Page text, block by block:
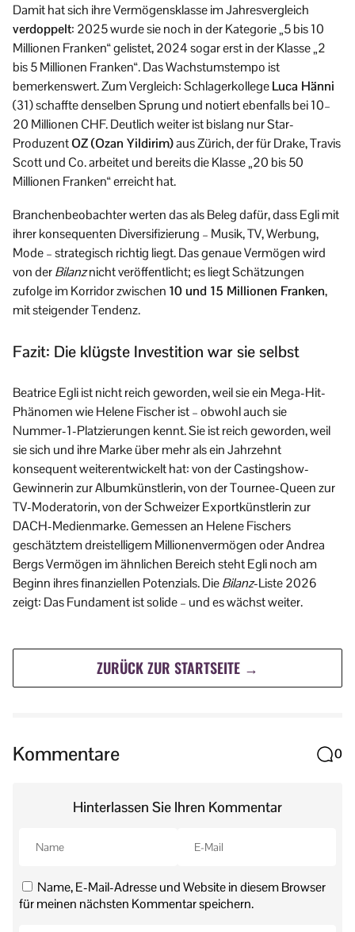
Damit hat sich ihre Vermögensklasse im Jahresvergleich
verdoppelt: 2025 wurde sie noch in der Kategorie „5 bis 10
Millionen Franken“ gelistet, 2024 sogar erst in der Klasse „2
bis 5 Millionen Franken“. Das Wachstumstempo ist
bemerkenswert. Zum Vergleich: SchlagerkollegeLuca Hänni
(31) schaffte denselben Sprung und notiert ebenfalls bei 10–
20 Millionen CHF. Deutlich weiter ist bislang nur Star-
ProduzentOZ (Ozan Yildirim)aus Zürich, der für Drake, Travis
Scott und Co. arbeitet und bereits die Klasse „20 bis 50
Millionen Franken“ erreicht hat.
Branchenbeobachter werten das als Beleg dafür, dass Egli mit
ihrer konsequenten Diversifizierung – Musik, TV, Werbung,
Mode – strategisch richtig liegt. Das genaue Vermögen wird
von derBilanznicht veröffentlicht; es liegt Schätzungen
zufolge im Korridor zwischen 10 und 15 Millionen Franken,
mit steigender Tendenz.
Fazit: Die klügste Investition war sie selbst
Beatrice Egli ist nicht reich geworden, weil sie ein Mega-Hit-
Phänomen wie Helene Fischer ist – obwohl auch sie
Nummer-1-Platzierungen kennt. Sie ist reich geworden, weil
sie sich und ihre Marke über mehr als ein Jahrzehnt
konsequent weiterentwickelt hat: von der Castingshow-
Gewinnerin zur Albumkünstlerin, von der Tournee-Queen zur
TV-Moderatorin, von der Schweizer Exportkünstlerin zur
DACH-Medienmarke. Gemessen an Helene Fischers
geschätztem dreistelligem Millionenvermögen oder Andrea
Bergs Vermögen im ähnlichen Bereich steht Egli noch am
Beginn ihres finanziellen Potenzials. DieBilanz-Liste 2026
zeigt: Das Fundament ist solide – und es wächst weiter.
ZURÜCK ZUR STARTSEITE →
Kommentare 0
Hinterlassen Sie Ihren Kommentar
Name, E-Mail-Adresse und Website in diesem Browser
für meinen nächsten Kommentar speichern.